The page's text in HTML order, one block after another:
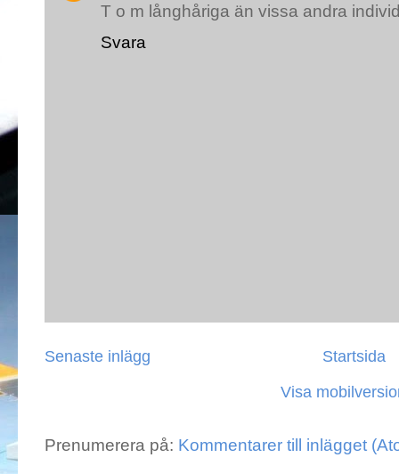
T o m långhåriga än vissa andra
Svara
Senaste inlägg
Startsida
Visa
Prenumerera på: Kommentarer till inlägget